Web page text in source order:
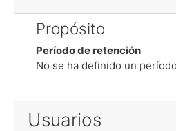
Propósito
Período de retención
No se ha definido un
Usuarios